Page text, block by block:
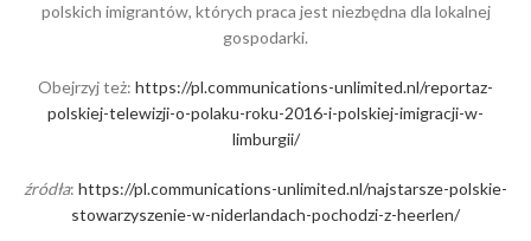
polskich imigrantów, których praca jest niezbędna dla lokalnej
gospodarki.
Obejrzyj też: https://pl.communications-unlimited.nl/reportaz-
polskiej-telewizji-o-polaku-roku-2016-i-polskiej-imigracji-w-
limburgii/
źródła: https://pl.communications-unlimited.nl/najstarsze-polskie-
stowarzyszenie-w-niderlandach-pochodzi-z-heerlen/